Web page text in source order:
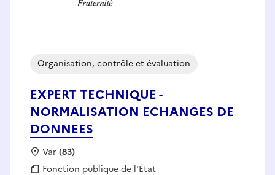
EXPERT TECHNIQUE -
NORMALISATION ECHANGES DE
DONNEES
Organisation, contrôle et évaluation
Localisation :
Var (83)
Fonction publique :
Fonction publique de l'État